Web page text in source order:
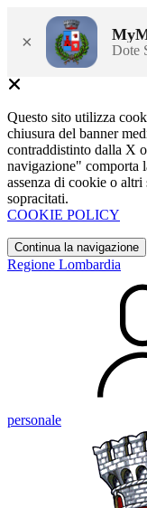
× Dote
Questo sito utilizza
chiusura del banner
contraddistinto dalla X
navigazione" comporta
assenza di cookie o
sopracitati.
COOKIE POLICY
Continua la navigazione
Regione Lombardia
personale